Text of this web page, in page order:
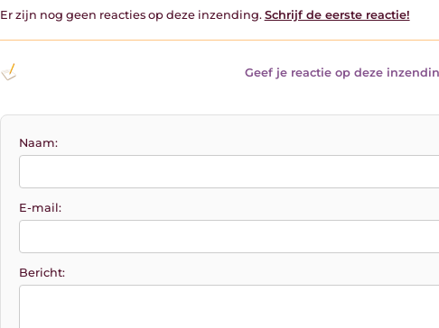
Er zijn nog geen reacties op deze inzending. Schrijf de eerste reactie!
Geef je reactie op deze
Naam:
E-mail:
Bericht: